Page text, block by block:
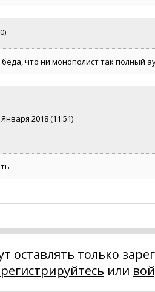
что ни монополист так полный
Января 2018 (11:51)
оставлять только
или